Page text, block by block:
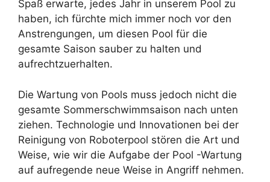
Spaß erwarte, jedes Jahr in unserem Pool zu
haben, ich fürchte mich immer noch vor den
Anstrengungen, um diesen Pool für die
gesamte Saison sauber zu halten und
aufrechtzuerhalten.
Die Wartung von Pools muss jedoch nicht die
gesamte Sommerschwimmsaison nach unten
ziehen. Technologie und Innovationen bei der
Reinigung von Roboterpool stören die Art und
Weise, wie wir die Aufgabe der Pool -Wartung
auf aufregende neue Weise in Angriff nehmen.